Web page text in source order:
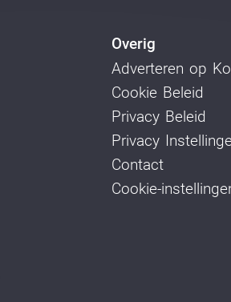
Overig
Adverteren op
Cookie Beleid
Privacy Beleid
Privacy
Contact
Cookie-